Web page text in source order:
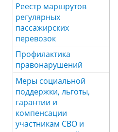
Реестр маршрутов
регулярных
пассажирских
перевозок
Профилактика
правонарушений
Меры социальной
поддержки, льготы,
гарантии и
компенсации
участникам СВО и